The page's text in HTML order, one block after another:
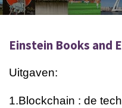
Einstein Books and
Uitgaven:
1.Blockchain : de